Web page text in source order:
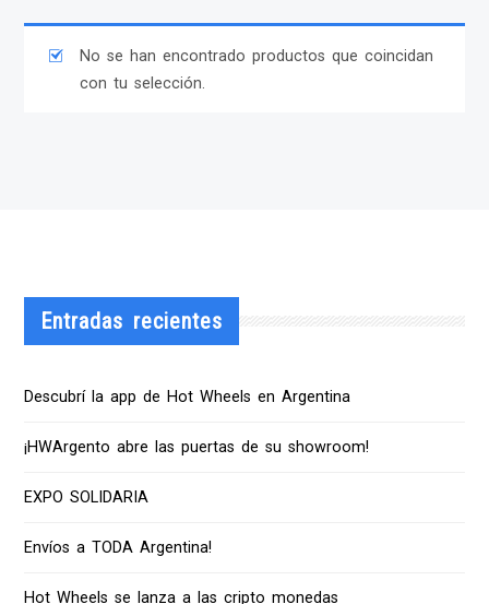
No se han encontrado productos que coincidan
con tu selección.
Entradas recientes
Descubrí la app de Hot Wheels en Argentina
¡HWArgento abre las puertas de su showroom!
EXPO SOLIDARIA
Envíos a TODA Argentina!
Hot Wheels se lanza a las cripto monedas